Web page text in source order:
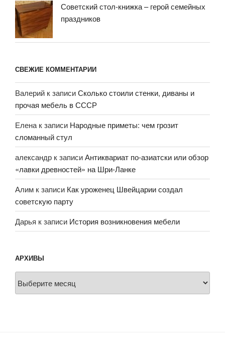
Советский стол-книжка – герой семейных
праздников
СВЕЖИЕ КОММЕНТАРИИ
Валерий к записиСколько стоили стенки, диваны и
прочая мебель в СССР
Елена к записи Народные приметы: чем грозит
сломанный стул
александр к записиАнтиквариат по-азиатски или обзор
«лавки древностей» на Шри-Ланке
Алим к записи Как уроженец Швейцарии создал
советскую парту
Дарья к записи История возникновения мебели
АРХИВЫ